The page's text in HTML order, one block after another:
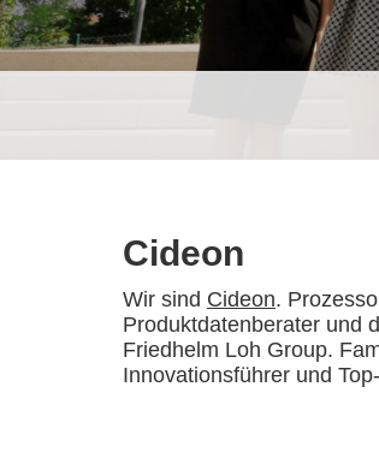
Cideon
Wir sind Cideon.
Produktdatenberater und
Friedhelm Loh Group.
Innovationsführer und